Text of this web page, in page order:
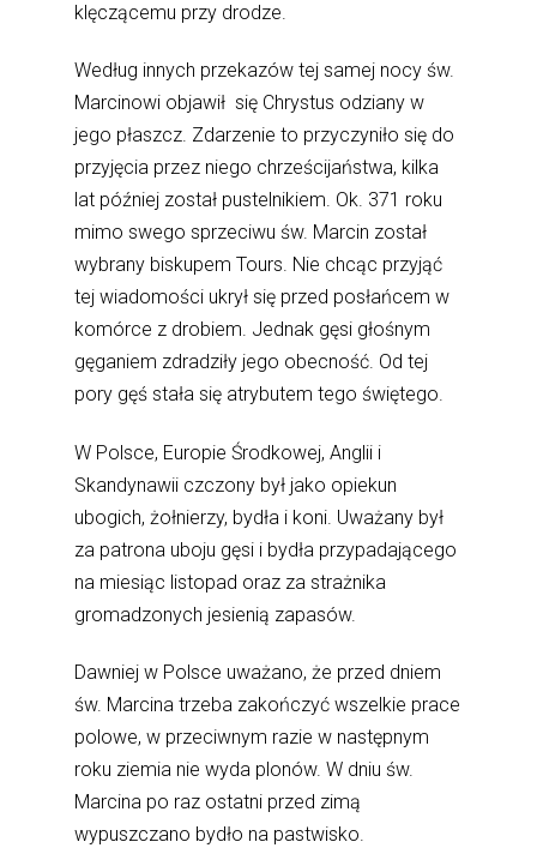
klęczącemu przy drodze.
Według innych przekazów tej samej nocy św.
Marcinowi objawił się Chrystus odziany w
jego płaszcz. Zdarzenie to przyczyniło się do
przyjęcia przez niego chrześcijaństwa, kilka
lat później został pustelnikiem. Ok. 371 roku
mimo swego sprzeciwu św. Marcin został
wybrany biskupem Tours. Nie chcąc przyjąć
tej wiadomości ukrył się przed posłańcem w
komórce z drobiem. Jednak gęsi głośnym
gęganiem zdradziły jego obecność. Od tej
pory gęś stała się atrybutem tego świętego.
W Polsce, Europie Środkowej, Anglii i
Skandynawii czczony był jako opiekun
ubogich, żołnierzy, bydła i koni. Uważany był
za patrona uboju gęsi i bydła przypadającego
na miesiąc listopad oraz za strażnika
gromadzonych jesienią zapasów.
Dawniej w Polsce uważano, że przed dniem
św. Marcina trzeba zakończyć wszelkie prace
polowe, w przeciwnym razie w następnym
roku ziemia nie wyda plonów. W dniu św.
Marcina po raz ostatni przed zimą
wypuszczano bydło na pastwisko.